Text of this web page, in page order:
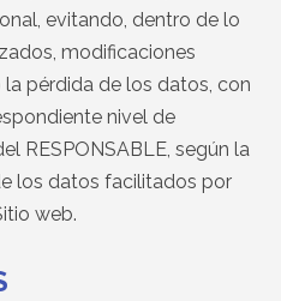
evitando, dentro de lo
modificaciones
pérdida de los datos, con
nivel de
RESPONSABLE, según la
los datos facilitados por
web.